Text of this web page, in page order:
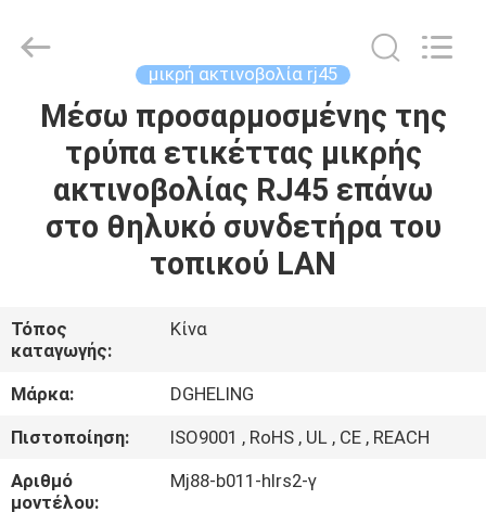
ΣΠΊΤΙ
ΠΡΟΪΌΝΤΑ
ΓΎΡΟΣ
ΕΡΓΟΣΤΑΣΊΩΝ
ΠΟΙΟΤΙΚΌΣ
ΈΛΕΓΧΟΣ
Rights
μικρή ακτινοβολία rj45
Μέσω προσαρμοσμένης της
τρύπα ετικέττας μικρής
ακτινοβολίας RJ45 επάνω
στο θηλυκό συνδετήρα του
τοπικού LAN
Τόπος
καταγωγής:
Κίνα
Μάρκα:
DGHELING
Πιστοποίηση:
ISO9001 , RoHS , UL , CE , REACH
Αριθμό
μοντέλου:
Mj88-b011-hlrs2-γ